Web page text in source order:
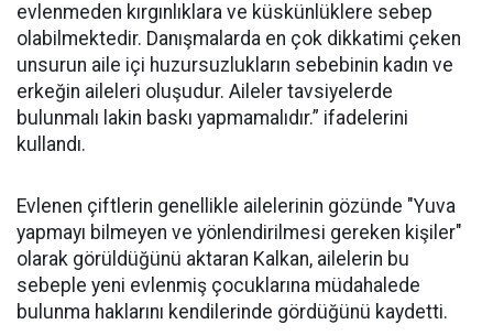
evlenmeden kırgınlıklara ve küskünlüklere sebep
olabilmektedir. Danışmalarda en çok dikkatimi çeken
unsurun aile içi huzursuzlukların sebebinin kadın ve
erkeğin aileleri oluşudur. Aileler tavsiyelerde
bulunmalı lakin baskı yapmamalıdır.” ifadelerini
kullandı.
Evlenen çiftlerin genellikle ailelerinin gözünde "Yuva
yapmayı bilmeyen ve yönlendirilmesi gereken kişiler"
olarak görüldüğünü aktaran Kalkan, ailelerin bu
sebeple yeni evlenmiş çocuklarına müdahalede
bulunma haklarını kendilerinde gördüğünü kaydetti.